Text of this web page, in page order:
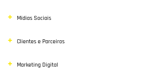
Mídias Sociais
Clientes e Parceiros
Marketing Digital